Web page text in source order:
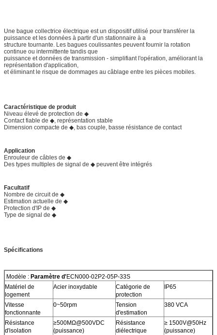
Une bague collectrice électrique est un dispositif utilisé pour transférer la
puissance et les données à partir d'un stationnaire à a
structure tournante. Les bagues coulissantes peuvent fournir la rotation
continue ou intermittente tandis que
puissance et données de transmission - simplifiant l'opération, améliorant la
représentation d'application,
et éliminant le risque de dommages au câblage entre les pièces mobiles.
Caractéristique de produit
Niveau élevé de protection de ◆
Contact fiable de ◆, représentation stable
Dimension compacte de ◆, bas couple, basse résistance de contact
Application
Enrouleur de câbles de ◆
Des types multiples de signal de ◆ peuvent être intégrés
Facultatif
Nombre de circuit de ◆
Estimation actuelle de ◆
Protection d'IP de ◆
Type de signal de ◆
Spécifications
Modèle : Paramètre d'ECN000-02P2-05P-33S
Matériel de
logement
Acier inoxydable
Catégorie de
protection
IP65
Vitesse
fonctionnante
0~50rpm
Tension
d'estimation
380 VCA
Résistance
d'isolation
≥500MΩ@500VDC
(puissance)
Résistance
diélectrique
≥ 1500V@50Hz
(puissance)